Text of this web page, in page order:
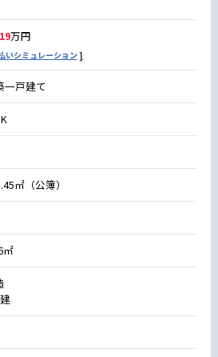
万円
いシミュレーション
一戸建て
㎡（公簿）
㎡